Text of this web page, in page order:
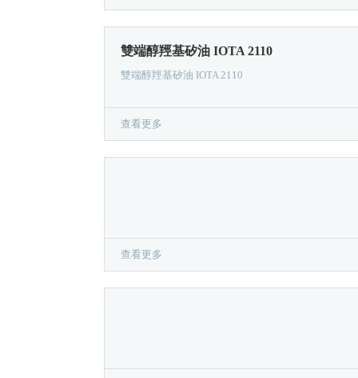
雙端醇羥基矽油 IOTA 2110
雙端醇羥基矽油 IOTA 2110
查看更多
查看更多